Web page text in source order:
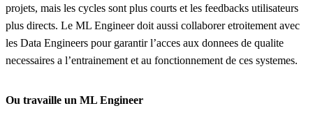
projets, mais les cycles sont plus courts et les feedbacks utilisateurs
plus directs. Le ML Engineer doit aussi collaborer etroitement avec
les Data Engineers pour garantir l’acces aux donnees de qualite
necessaires a l’entrainement et au fonctionnement de ces systemes.
Ou travaille un ML Engineer